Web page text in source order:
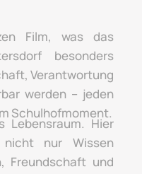
Film, was das
besonders
Verantwortung
werden – jeden
Schulhofmoment.
Lebensraum. Hier
nicht nur Wissen
Freundschaft und